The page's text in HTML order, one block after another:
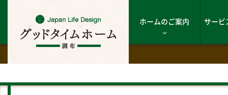
ホームのご案内 サービ